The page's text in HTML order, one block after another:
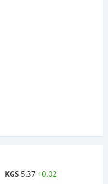
KGS 5.37 +0.02